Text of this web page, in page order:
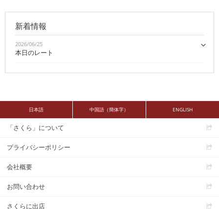
新着情報
2026/06/25
本日のレート
日本語 中国語（簡体字） ENGLISH
「さくら」について
プライバシーポリシー
会社概要
お問い合わせ
さくらに出店